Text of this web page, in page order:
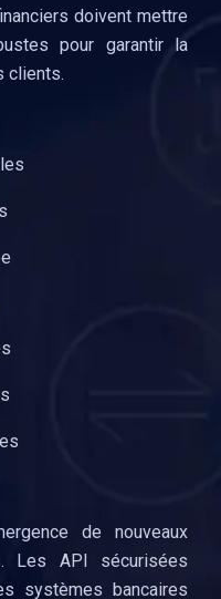
doivent mettre
pour garantir la
clients.
de nouveaux
Les API sécurisées
systèmes bancaires